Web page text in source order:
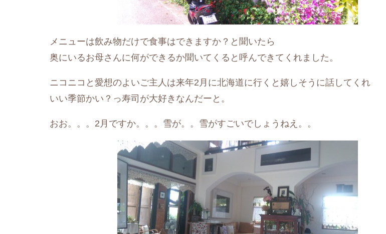
メニューは飲み物だけで食事はできますか？と聞いたら
奥にいるお母さんに何ができるか聞いてくると呼んできてくれました。
ニコニコと愛想のよいご主人は来年2月に北海道に行くと嬉しそうに話してくれ
いい季節かい？っ寿司が大好きなんだーと。
おお。。。2月ですか。。。雪が。。雪がすごいでしょうねえ。。